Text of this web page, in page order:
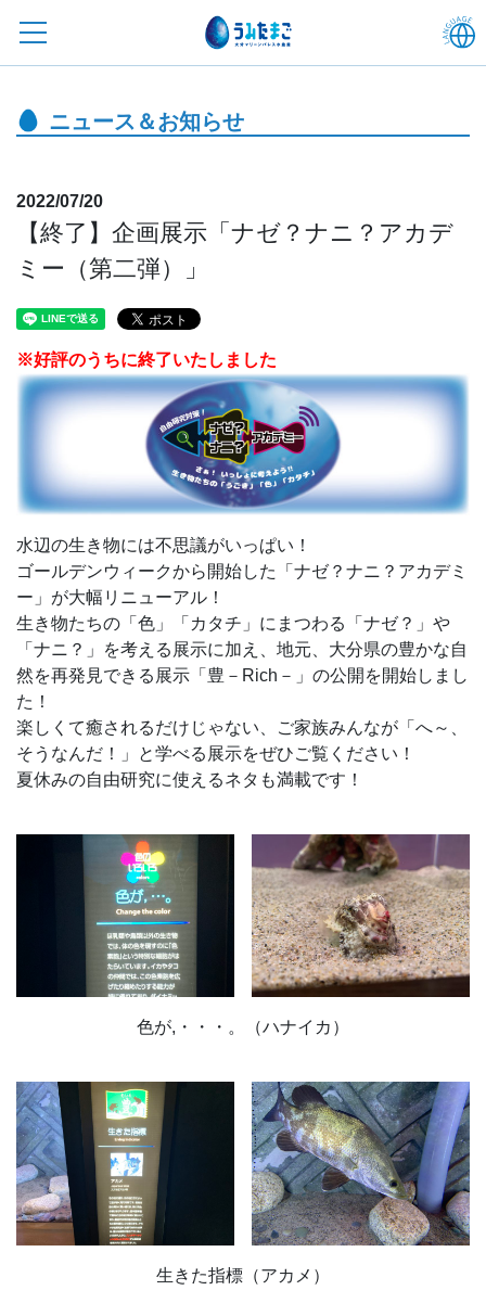
ニュース＆お知らせ
2022/07/20
【終了】企画展示「ナゼ？ナニ？アカデ
ミー（第二弾）」
※好評のうちに終了いたしました
水辺の生き物には不思議がいっぱい！
ゴールデンウィークから開始した「ナゼ？ナニ？アカデミ
ー」が大幅リニューアル！
生き物たちの「色」「カタチ」にまつわる「ナゼ？」や
「ナニ？」を考える展示に加え、地元、大分県の豊かな自
然を再発見できる展示「豊－Rich－」の公開を開始しまし
た！
楽しくて癒されるだけじゃない、ご家族みんなが「へ～、
そうなんだ！」と学べる展示をぜひご覧ください！
夏休みの自由研究に使えるネタも満載です！
色が,・・・。（ハナイカ）
生きた指標（アカメ）